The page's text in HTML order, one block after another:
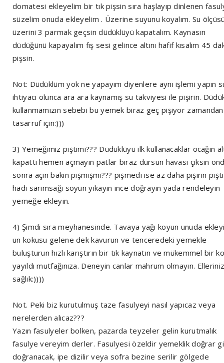
domatesi ekleyelim bir tık pişsin sıra haşlayıp dinlenen
süzelim onuda ekleyelim . Üzerine suyunu koyalım. Su
üzerini 3 parmak geçsin düdüklüyü kapatalım. Kaynasın
düdüğünü kapayalım fış sesi gelince altını hafif kısalım 45
pişsin.
Not: Düdüklüm yok ne yapayım diyenlere aynı işlemi yapın
ihtiyacı olunca ara ara kaynamış su takviyesi ile pişirin.
kullanmamızın sebebi bu yemek biraz geç pişiyor zamandan
tasarruf için:)))
3) Yemeğimiz piştimi??? Düdüklüyü ilk kullanacaklar ocağın
kapattı hemen açmayın patlar biraz dursun havası çıksın
sonra açın bakın pişmişmi??? pişmedi ise az daha pişirin
hadi sarımsağı soyun yıkayın ince doğrayın yada rendeleyin
yemeğe ekleyin.
4) Şimdi sıra meyhanesinde. Tavaya yağı koyun unuda
un kokusu gelene dek kavurun ve tenceredeki yemekle
buluşturun hızlı karıştırın bir tık kaynatın ve mükemmel bir
yayıldı mutfağınıza. Deneyin canlar mahrum olmayın.
sağlık:))))
Not. Peki biz kurutulmuş taze fasulyeyi nasıl yapıcaz veya
nerelerden alıcaz???
Yazın fasulyeler bolken, pazarda teyzeler gelin kurutmalık
fasulye vereyim derler. Fasulyesi özeldir yemeklik doğrar
doğranacak, ipe dizilir veya sofra bezine serilir gölgede